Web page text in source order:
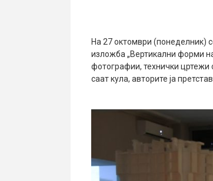
На 27 октомври (понеделник)
изложба „Вертикални форми
фотографии, технички цртежи
саат кула, авторите ја